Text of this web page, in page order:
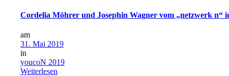
Cordelia Möhrer und Josephin Wagner vom „netzwerk n“
am
31. Mai 2019
in
youcoN 2019
Weiterlesen